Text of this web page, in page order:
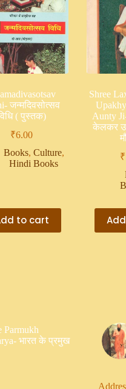
जन्मदिवसोत्सव
( पुस्तक)
₹6.00
Books, Culture,
Hindi Books
to cart
Shree
Aunty Ji-
केलकर
₹
Parmukh
भारत के प्रमुख